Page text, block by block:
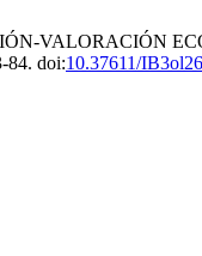
VALORACIÓN
84. doi:10.37611/